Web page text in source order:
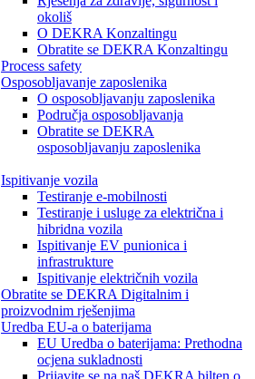
okoliš
O DEKRA Konzaltingu
Obratite se DEKRA Konzaltingu
Process safety
Osposobljavanje zaposlenika
O osposobljavanju zaposlenika
Područja osposobljavanja
Obratite se DEKRA
osposobljavanju zaposlenika
Ispitivanje vozila
Testiranje e-mobilnosti
Testiranje i usluge za električna i
hibridna vozila
Ispitivanje EV punionica i
infrastrukture
Ispitivanje električnih vozila
Obratite se DEKRA Digitalnim i
proizvodnim rješenjima
Uredba EU-a o baterijama
EU Uredba o baterijama: Prethodna
ocjena sukladnosti